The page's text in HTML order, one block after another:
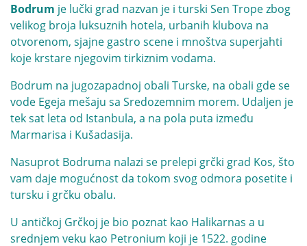
Bodrum je lučki grad nazvan je i turski Sen Trope zbog
velikog broja luksuznih hotela, urbanih klubova na
otvorenom, sjajne gastro scene i mnoštva superjahti
koje krstare njegovim tirkiznim vodama.
Bodrum na jugozapadnoj obali Turske, na obali gde se
vode Egeja mešaju sa Sredozemnim morem. Udaljen je
tek sat leta od Istanbula, a na pola puta između
Marmarisa i Kušadasija.
Nasuprot Bodruma nalazi se prelepi grčki grad Kos, što
vam daje mogućnost da tokom svog odmora posetite i
tursku i grčku obalu.
U antičkoj Grčkoj je bio poznat kao Halikarnas a u
srednjem veku kao Petronium koji je 1522. godine